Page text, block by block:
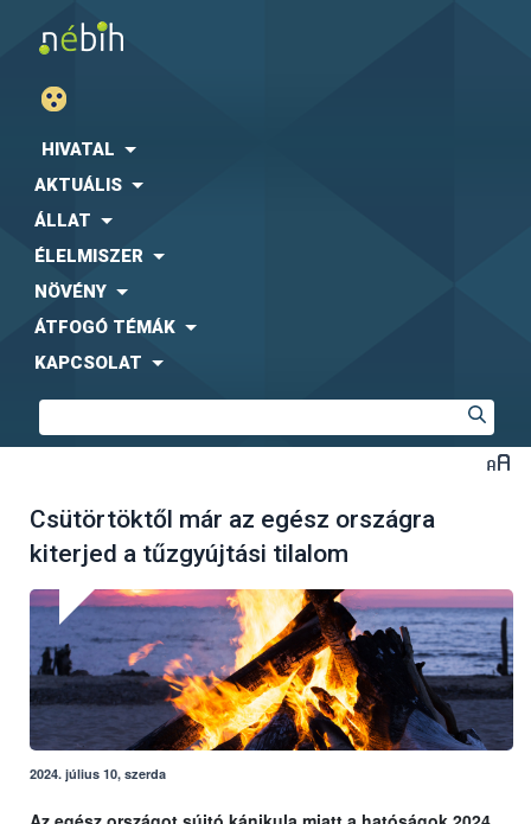
HIVATAL
AKTUÁLIS
ÁLLAT
ÉLELMISZER
NÖVÉNY
ÁTFOGÓ TÉMÁK
KAPCSOLAT
Csütörtöktől már az egész országra
kiterjed a tűzgyújtási tilalom
2024. július 10, szerda